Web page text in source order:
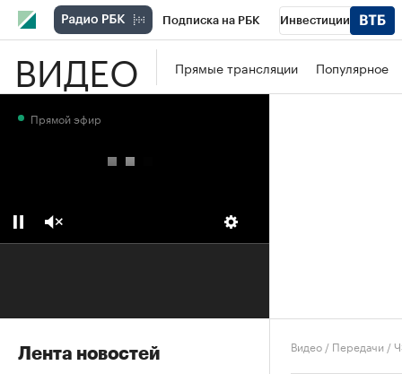
Подписка на РБК Инвестиции
ВИДЕО Прямые трансляции Популярное
Видео / Передачи /
Прямой эфир
Лента новостей